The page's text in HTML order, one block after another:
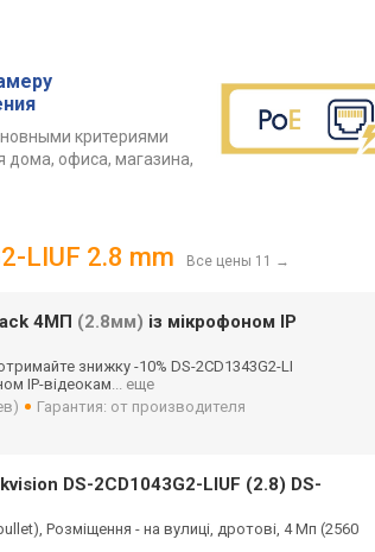
критериями
дома, офиса, магазина,
LIUF 2.8 mm Все цены 11 →
4МП (2.8мм) із мікрофоном IP
знижку -10% DS-2CD1343G2-LI
IP-відеокам... еще
Гарантия: от производителя
DS-2CD1043G2-LIUF (2.8) DS-
Розміщення - на вулиці, дротові, 4 Мп (2560